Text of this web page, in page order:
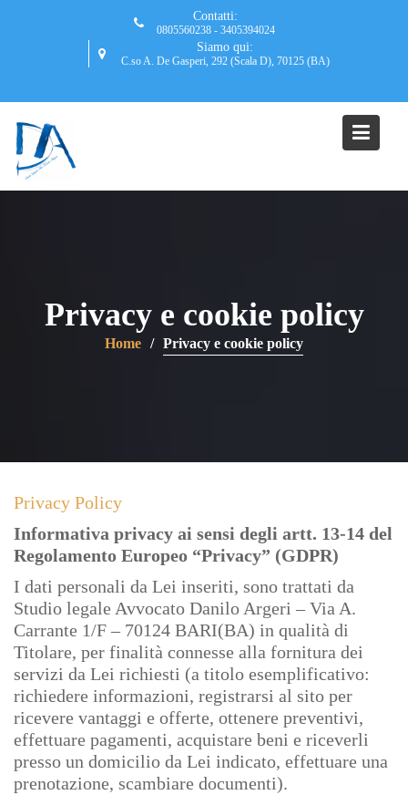
Contatti:
0805560238 - 3405394024
Siamo qui:
C.so A. De Gasperi, 292 (Scala D), 70125 (BA)
Privacy e cookie policy
Home Privacy e cookie policy
Privacy Policy
Informativa privacy ai sensi degli artt. 13-14 del
Regolamento Europeo “Privacy” (GDPR)
I dati personali da Lei inseriti, sono trattati da
Studio legale Avvocato Danilo Argeri – Via A.
Carrante 1/F – 70124 BARI(BA) in qualità di
Titolare, per finalità connesse alla fornitura dei
servizi da Lei richiesti (a titolo esemplificativo:
richiedere informazioni, registrarsi al sito per
ricevere vantaggi e offerte, ottenere preventivi,
effettuare pagamenti, acquistare beni e riceverli
presso un domicilio da Lei indicato, effettuare una
prenotazione, scambiare documenti).